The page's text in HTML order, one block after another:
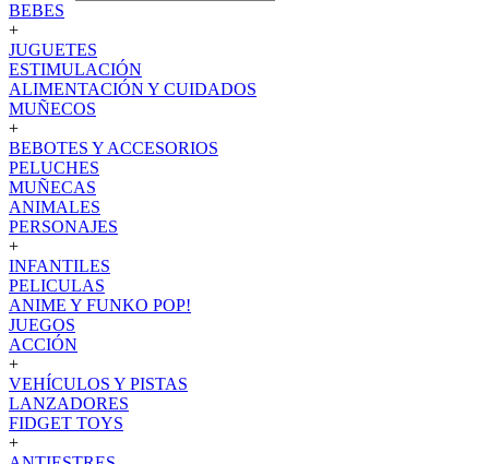
BEBES
+
JUGUETES
ESTIMULACIÓN
ALIMENTACIÓN Y CUIDADOS
MUÑECOS
+
BEBOTES Y ACCESORIOS
PELUCHES
MUÑECAS
ANIMALES
PERSONAJES
+
INFANTILES
PELICULAS
ANIME Y FUNKO POP!
JUEGOS
ACCIÓN
+
VEHÍCULOS Y PISTAS
LANZADORES
FIDGET TOYS
+